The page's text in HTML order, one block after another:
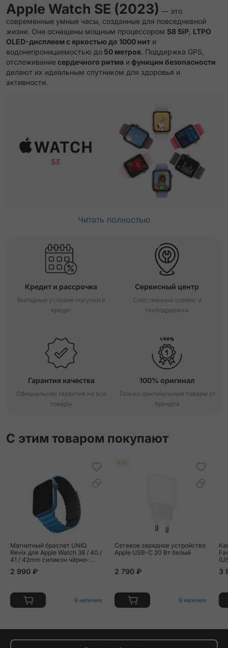
Apple Watch SE (2023) — это
современные умные часы, созданные для повседневной
жизни. Они оснащены мощным процессором S8 SiP LTPO
OLED-дисплеем с яркостью до 1000 нит и
водонепроницаемостью до 50 метров. Поддержка GPS,
отслеживаниесердечного ритма и функции безопасности
делают их идеальным спутником для здоровья и
активности.
Читать полностью
Кредит и рассрочка
Выгодные условия покупки в
кредит
Сервисный центр
Собственный сервис и
техподдержка
Гарантия качества
Официальная гарантия на все
товары
100% оригинал
Только оригинальные товары от
брендов
С этим товаром покупают
Магнитный браслет UNIQ
Revix для Apple Watch 38 / 40 /
41 / 42mm силикон чёрно-
2 990 ₽
В наличии
Хит
Сетевое зарядное устройство
Apple USB-C 20 Вт белый
2 790 ₽
В наличии
3